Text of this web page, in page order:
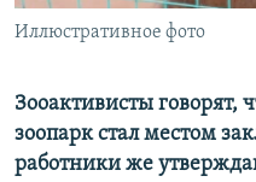
Все сайты РСЕ/РС
Иллюстративное фото
Зооактивисты говорят,
зоопарк стал местом
работники же